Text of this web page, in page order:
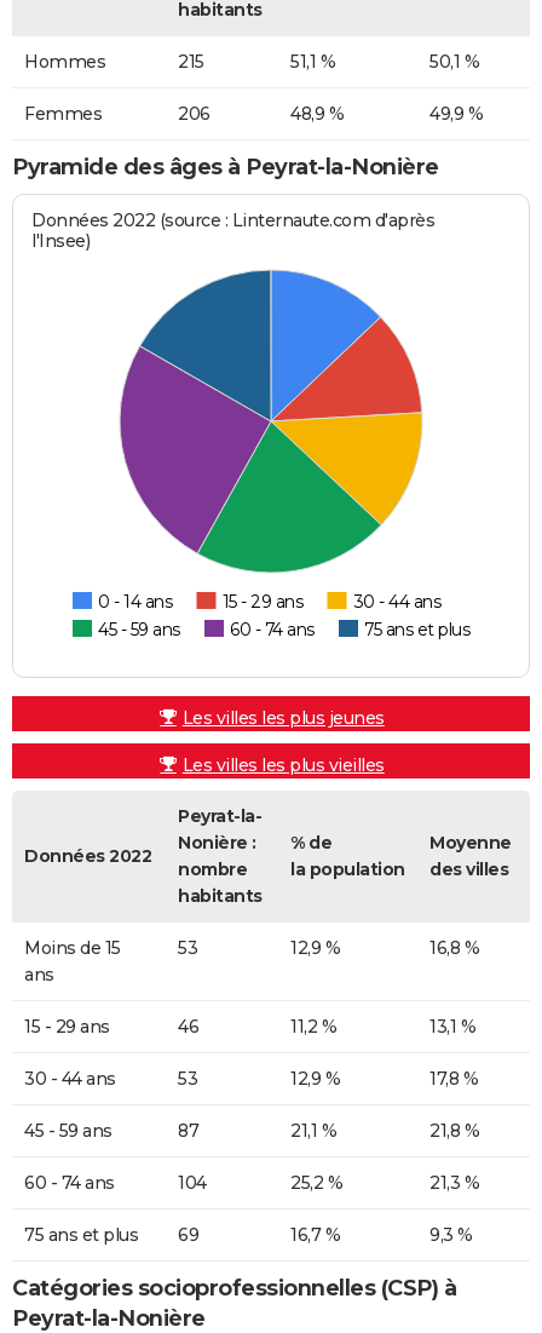
habitants
Hommes 215 51,1 % 50,1 %
Femmes 206 48,9 % 49,9 %
Pyramide des âges à Peyrat-la-Nonière
Données 2022 (source : Linternaute.com d'après
l'Insee)
0 - 14 ans 15 - 29 ans
30 - 44 ans
45 - 59 ans
60 - 74 ans 75 ans et plus
Les villes les plus jeunes
Les villes les plus vieilles
Données 2022
Peyrat-la-
Nonière :
nombre
habitants
% de
la population
Moyenne
des villes
Moins de 15
ans
53 12,9 % 16,8 %
15 - 29 ans 46 11,2 % 13,1 %
30 - 44 ans 53 12,9 % 17,8 %
45 - 59 ans 87 21,1 % 21,8 %
60 - 74 ans 104 25,2 % 21,3 %
75 ans et plus 69 16,7 % 9,3 %
Catégories socioprofessionnelles (CSP) à
Peyrat-la-Nonière